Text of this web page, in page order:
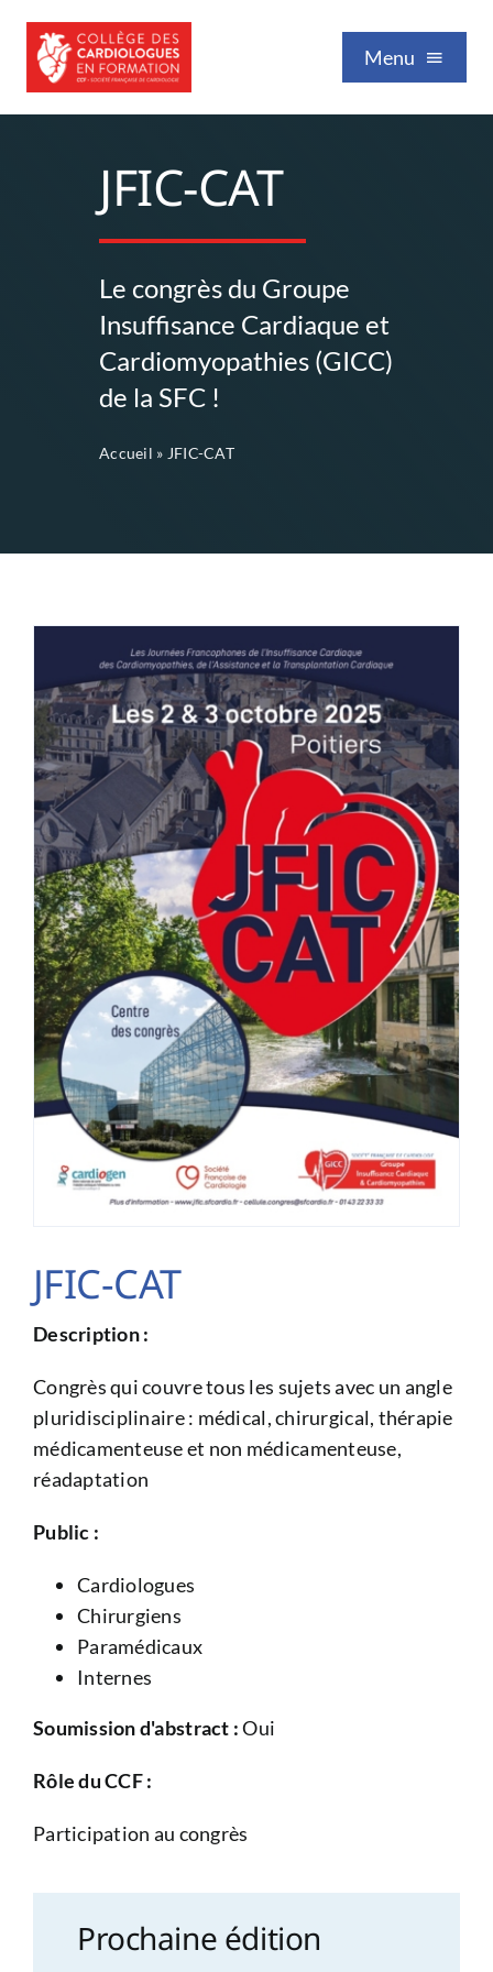
contenu
Menu
Vie professionnelle
Nos publications
Événements
JFIC-CAT
Le congrès du Groupe
Insuffisance Cardiaque et
Cardiomyopathies (GICC)
de la SFC !
Accueil » JFIC-CAT
JFIC-CAT
Description :
Congrès qui couvre tous les sujets avec un angle
pluridisciplinaire : médical, chirurgical, thérapie
médicamenteuse et non médicamenteuse,
réadaptation
Public :
Cardiologues
Chirurgiens
Paramédicaux
Internes
Soumission d'abstract :Oui
Rôle du CCF :
Participation au congrès
Prochaine édition